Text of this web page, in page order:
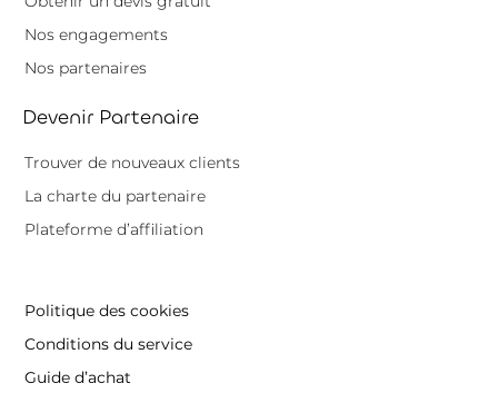
Nos engagements
Nos partenaires
Devenir Partenaire
Trouver de nouveaux clients
La charte du partenaire
Plateforme d’affiliation
Politique des cookies
Conditions du service
Guide d’achat